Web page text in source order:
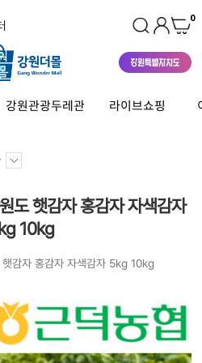
0
강원관광두레관 라이브쇼핑
도 햇감자 홍감자 자색감자
10kg
감자 홍감자 자색감자 5kg 10kg